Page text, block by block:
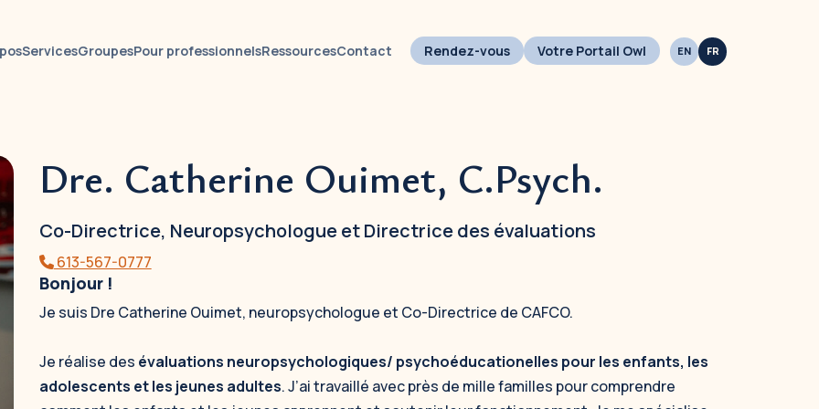
Rendez-vous Votre Portail Owl
ServicesGroupesPour professionnelsRessourcesContact
Dre. Catherine Ouimet, C.Psych.
Co-Directrice, Neuropsychologue et Directrice des évaluations
613-567-0777
Bonjour !
Je suis Dre Catherine Ouimet, neuropsychologue et Co-Directrice de CAFCO.
Je réalise des évaluations neuropsychologiques/ psychoéducationelles pour les enfants, les
adolescents et les jeunes adultes. J’ai travaillé avec près de mille familles pour comprendre
site key to remove this banner